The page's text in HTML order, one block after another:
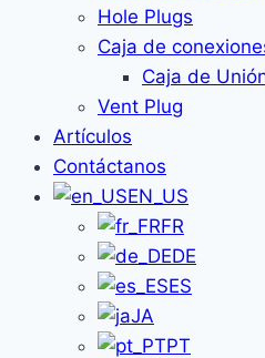
Hole Plugs
Caja de
Caja de
Vent Plug
Artículos
Contáctanos
EN_US
FR
DE
ES
JA
PT